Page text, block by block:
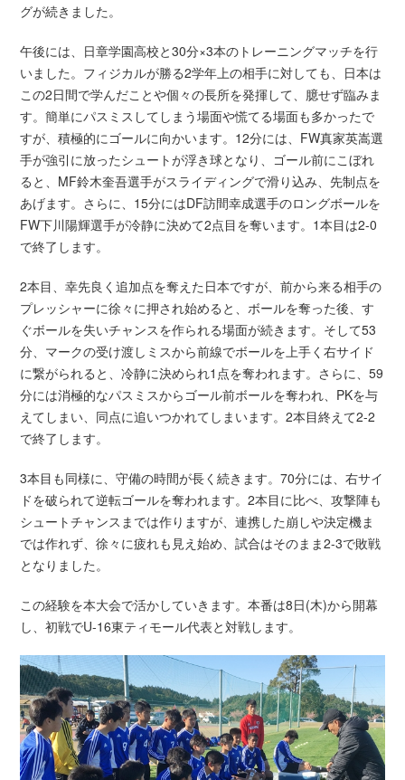
グが続きました。
午後には、日章学園高校と30分×3本のトレーニングマッチを行
いました。フィジカルが勝る2学年上の相手に対しても、日本は
この2日間で学んだことや個々の長所を発揮して、臆せず臨みま
す。簡単にパスミスしてしまう場面や慌てる場面も多かったで
すが、積極的にゴールに向かいます。12分には、FW真家英嵩選
手が強引に放ったシュートが浮き球となり、ゴール前にこぼれ
ると、MF鈴木奎吾選手がスライディングで滑り込み、先制点を
あげます。さらに、15分にはDF訪間幸成選手のロングボールを
FW下川陽輝選手が冷静に決めて2点目を奪います。1本目は2-0
で終了します。
2本目、幸先良く追加点を奪えた日本ですが、前から来る相手の
プレッシャーに徐々に押され始めると、ボールを奪った後、す
ぐボールを失いチャンスを作られる場面が続きます。そして53
分、マークの受け渡しミスから前線でボールを上手く右サイド
に繋がられると、冷静に決められ1点を奪われます。さらに、59
分には消極的なパスミスからゴール前ボールを奪われ、PKを与
えてしまい、同点に追いつかれてしまいます。2本目終えて2-2
で終了します。
3本目も同様に、守備の時間が長く続きます。70分には、右サイ
ドを破られて逆転ゴールを奪われます。2本目に比べ、攻撃陣も
シュートチャンスまでは作りますが、連携した崩しや決定機ま
では作れず、徐々に疲れも見え始め、試合はそのまま2-3で敗戦
となりました。
この経験を本大会で活かしていきます。本番は8日(木)から開幕
し、初戦でU-16東ティモール代表と対戦します。